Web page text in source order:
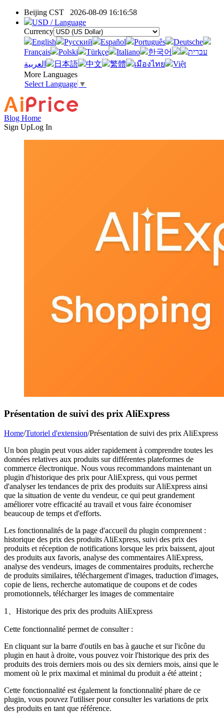
Beijing CST 2026-08-09 16:16:58
USD / Language
Currency
English
Pусский Español Português
Deutsche
Français
Polski Türkçe Italiano 한국어
עברית
العربية
日本語 中文 繁體 เมืองไทย
Việt
More Languages
Select Language ▼
Blog Home
Sign UpLog In
Présentation de suivi des prix AliExpress
Home/Tutoriel d'extension/Présentation de suivi des prix AliExpress
Un bon plugin peut vous aider rapidement à comprendre toutes les
données relatives aux produits sur différentes plateformes de
commerce électronique. Nous vous recommandons maintenant un
plugin d'historique des prix pour AliExpress, qui vous permet
d'analyser les tendances de prix des produits sur AliExpress ainsi
que la situation de vente du vendeur, ce qui peut grandement
améliorer votre efficacité au travail et vous faire économiser
beaucoup de temps et d'efforts.
Les fonctionnalités de la page d'accueil du plugin comprennent :
historique des prix des produits AliExpress, suivi des prix des
produits et réception de notifications lorsque les prix baissent, ajout
des produits aux favoris, analyse des commentaires AliExpress,
analyse des vendeurs, images de commentaires produits, recherche
de produits similaires, téléchargement d'images, traduction d'images,
copie de liens, recherche automatique de coupons et de codes
promotionnels, télécharger les images de commentaire
1、Historique des prix des produits AliExpress
Cette fonctionnalité permet de consulter :
En cliquant sur la barre d'outils en bas à gauche et sur l'icône du
plugin en haut à droite, vous pouvez voir l'historique des prix des
produits des trois derniers mois ou des six derniers mois, ainsi que le
moment où le prix maximal et minimal du produit a été atteint ;
Cette fonctionnalité est également la fonctionnalité phare de ce
plugin, vous pouvez l'utiliser pour consulter les variations de prix
des produits en tant que référence.